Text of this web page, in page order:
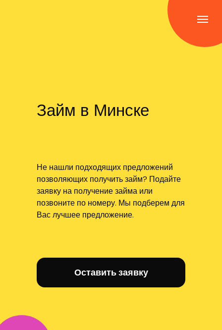
Оставить заявку
Займ в Минске
Не нашли подходящих предложений
позволяющих получить займ? Подайте
заявку на получение займа или
позвоните по номеру. Мы подберем для
Вас лучшее предложение.